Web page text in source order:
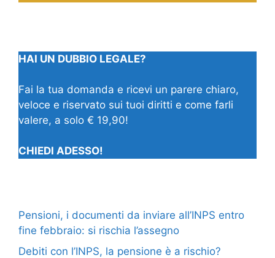
HAI UN DUBBIO LEGALE?
Fai la tua domanda e ricevi un parere chiaro,
veloce e riservato sui tuoi diritti e come farli
valere, a solo € 19,90!
CHIEDI ADESSO!
Pensioni, i documenti da inviare all’INPS entro
fine febbraio: si rischia l’assegno
Debiti con l’INPS, la pensione è a rischio?